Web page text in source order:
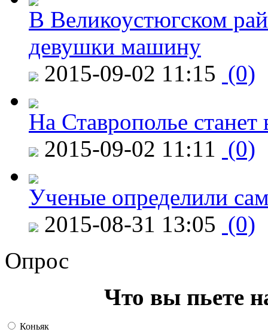
В Великоустюгском
девушки машину
2015-09-02 11:15 (0)
На Ставрополье
2015-09-02 11:11 (0)
Ученые определили
2015-08-31 13:05 (0)
Опрос
Что вы пьете
Коньяк